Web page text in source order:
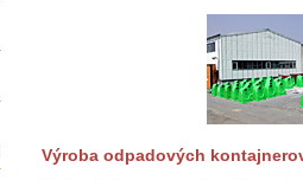
Výroba odpadových